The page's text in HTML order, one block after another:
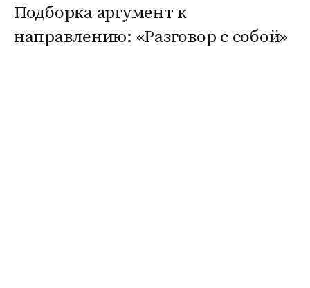
Подборка аргумент к
направлению: «Разговор с собой»